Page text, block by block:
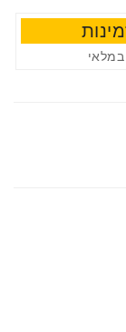
במלאי